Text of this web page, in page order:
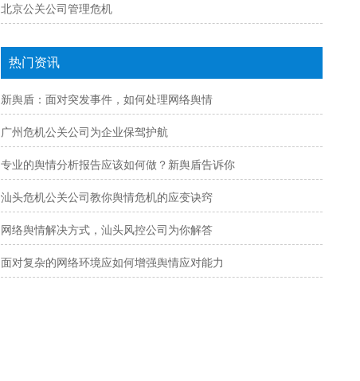
北京公关公司管理危机
热门资讯
新舆盾：面对突发事件，如何处理网络舆情
广州危机公关公司为企业保驾护航
专业的舆情分析报告应该如何做？新舆盾告诉你
汕头危机公关公司教你舆情危机的应变诀窍
网络舆情解决方式，汕头风控公司为你解答
面对复杂的网络环境应如何增强舆情应对能力